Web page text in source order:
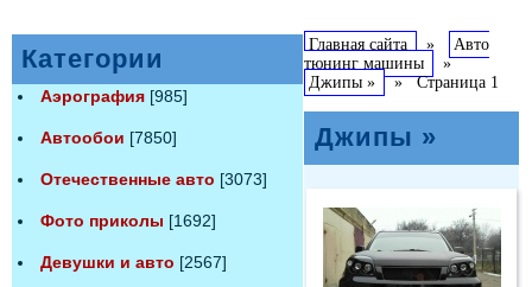
Категории
Аэрография [985]
Автообои [7850]
Отечественные авто [3073]
Фото приколы [1692]
Девушки и авто [2567]
Главная сайта »
Авто
тюнинг машины
»
Джипы » »Страница 1
Джипы »